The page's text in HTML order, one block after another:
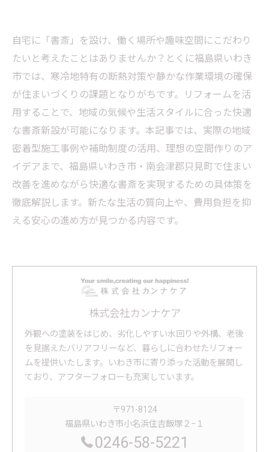
自宅に「書斎」を設け、働く場所や趣味空間にこだわり
たいと考えたことはありませんか？とくに福島県いわき
市では、寒冷地特有の断熱対策や静かな作業環境の確保
が住まいづくりの課題となりがちです。リフォームを活
用することで、地域の気候や生活スタイルに合った快適
な書斎新設が可能になります。本記事では、実際の地域
密着型施工事例や補助制度の活用、理想の空間作りのア
イデアまで、福島県いわき市・南会津郡只見町で住まい
改善を進めながら快適な書斎を実現するための具体策を
徹底解説します。新たな生活の質向上や、費用負担を抑
える安心の進め方が見つかる内容です。
株式会社カンナケア
外観への塗装をはじめ、劣化しやすい水回りや外構、老後
を見据えたバリアフリーなど、暮らしに合わせたリフォー
ムを提供いたします。いわき市に寄り添った活動を展開し
ており、アフターフォローも充実しています。
〒971-8124
福島県いわき市小名浜住吉飯塚２−１
0246-58-5221